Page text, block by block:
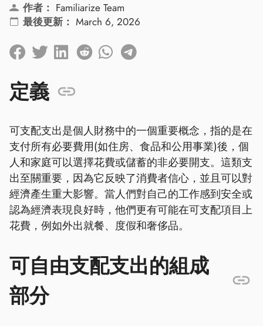
作者： Familiarize Team
最後更新： March 6, 2026
定義
可支配支出是個人財務中的一個重要概念，指的是在
支付所有必要費用(如住房、食品和公用事業)後，個
人和家庭可以選擇花費或儲蓄的非必要開支。這類支
出至關重要，因為它反映了消費者信心，並且可以對
經濟產生重大影響。當人們對自己的工作感到安全或
認為經濟表現良好時，他們更有可能在可支配項目上
花費，例如外出就餐、度假和奢侈品。
可自由支配支出的組成
部分